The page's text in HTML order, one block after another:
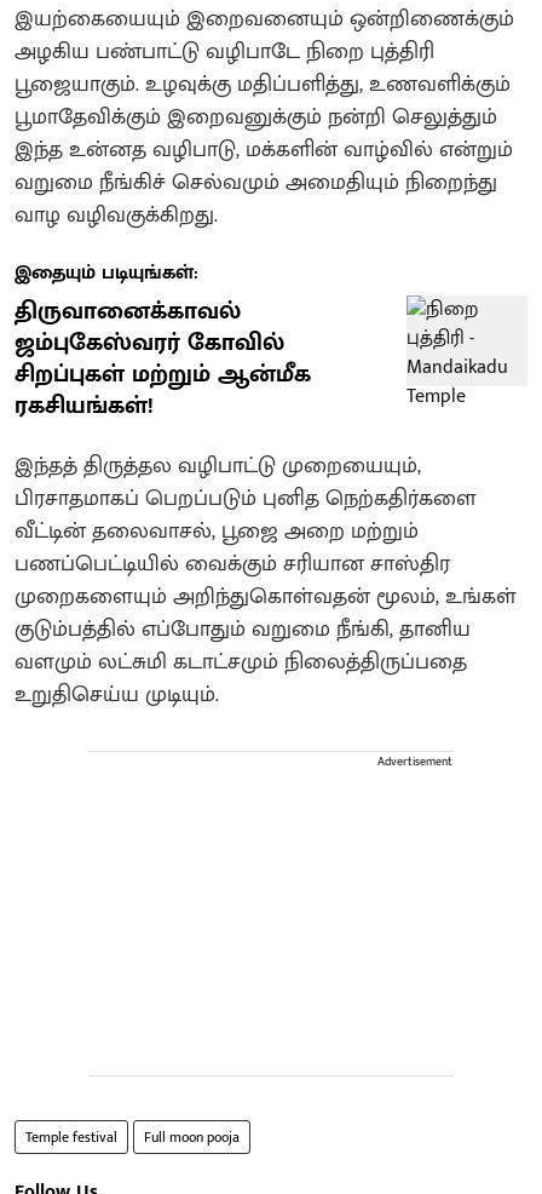
இயற்கையையும் இறைவனையும் ஒன்றிணைக்கும்
அழகிய பண்பாட்டு வழிபாடே நிறை புத்திரி
பூஜையாகும். உழவுக்கு மதிப்பளித்து, உணவளிக்கும்
பூமாதேவிக்கும் இறைவனுக்கும் நன்றி செலுத்தும்
இந்த உன்னத வழிபாடு, மக்களின் வாழ்வில் என்றும்
வறுமை நீங்கிச் செல்வமும் அமைதியும் நிறைந்து
வாழ வழிவகுக்கிறது.
இதையும் படியுங்கள்:
திருவானைக்காவல்
ஜம்புகேஸ்வரர் கோவில்
சிறப்புகள் மற்றும் ஆன்மீக
ரகசியங்கள்!
இந்தத் திருத்தல வழிபாட்டு முறையையும்,
பிரசாதமாகப் பெறப்படும் புனித நெற்கதிர்களை
வீட்டின் தலைவாசல், பூஜை அறை மற்றும்
பணப்பெட்டியில் வைக்கும் சரியான சாஸ்திர
முறைகளையும் அறிந்துகொள்வதன் மூலம், உங்கள்
குடும்பத்தில் எப்போதும் வறுமை நீங்கி, தானிய
வளமும் லட்சுமி கடாட்சமும் நிலைத்திருப்பதை
உறுதிசெய்ய முடியும்.
Advertisement
Temple festival Full moon pooja